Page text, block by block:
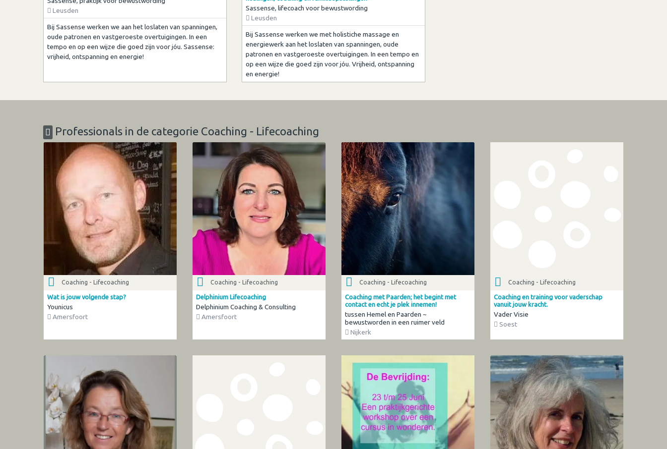
Leusden
Bij Sassense werken we aan het loslaten van spanningen,
oude patronen en vastgeroeste overtuigingen. In een
tempo en op een wijze die goed zijn voor jóu. Sassense:
vrijheid, ontspanning en energie!
Sassense, lifecoach voor bewustwording
Leusden
Bij Sassense werken we met holistiche massage en
energiewerk aan het loslaten van spanningen, oude
patronen en vastgeroeste overtuigingen. In een tempo en
op een wijze die goed zijn voor jóu. Vrijheid, ontspanning
en energie!
Professionals in de categorie Coaching - Lifecoaching
Coaching - Lifecoaching
Wat is jouw volgende stap?
Younicus
Amersfoort
Coaching - Lifecoaching
Delphinium Lifecoaching
Delphinium Coaching & Consulting
Amersfoort
Coaching - Lifecoaching
Coaching met Paarden; het begint met
contact en echt je plek innemen!
tussen Hemel en Paarden ~
bewustworden in een ruimer veld
Nijkerk
Coaching - Lifecoaching
Coaching en training voor vaderschap
vanuit jouw kracht.
Vader Visie
Soest